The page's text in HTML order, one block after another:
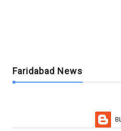
Faridabad News